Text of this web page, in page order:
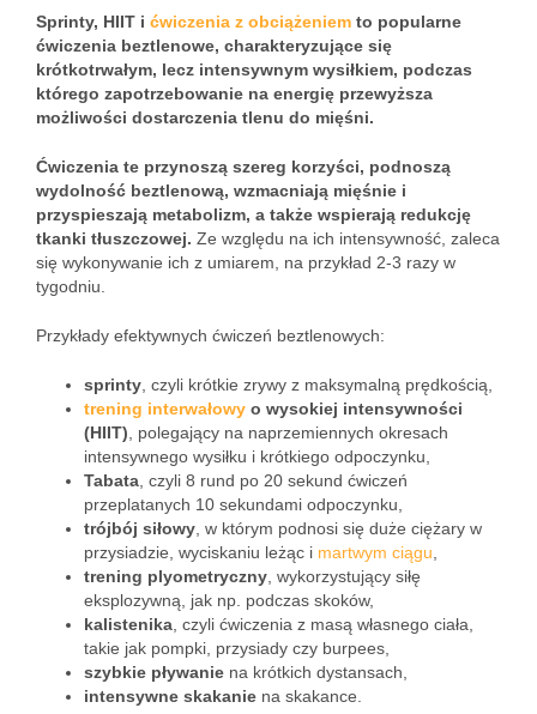
Sprinty, HIIT i ćwiczenia z obciążeniem to popularne
ćwiczenia beztlenowe, charakteryzujące się
krótkotrwałym, lecz intensywnym wysiłkiem, podczas
którego zapotrzebowanie na energię przewyższa
możliwości dostarczenia tlenu do mięśni.
Ćwiczenia te przynoszą szereg korzyści, podnoszą
wydolność beztlenową, wzmacniają mięśnie i
przyspieszają metabolizm, a także wspierają redukcję
tkanki tłuszczowej. Ze względu na ich intensywność, zaleca
się wykonywanie ich z umiarem, na przykład 2-3 razy w
tygodniu.
Przykłady efektywnych ćwiczeń beztlenowych:
sprinty , czyli krótkie zrywy z maksymalną prędkością,
trening interwałowy o wysokiej intensywności
(HIIT) , polegający na naprzemiennych okresach
intensywnego wysiłku i krótkiego odpoczynku,
Tabata , czyli 8 rund po 20 sekund ćwiczeń
przeplatanych 10 sekundami odpoczynku,
trójbój siłowy , w którym podnosi się duże ciężary w
przysiadzie, wyciskaniu leżąc i martwym ciągu
trening plyometryczny , wykorzystujący siłę
eksplozywną, jak np. podczas skoków,
kalistenika , czyli ćwiczenia z masą własnego ciała,
takie jak pompki, przysiady czy burpees,
szybkie pływanie na krótkich dystansach,
intensywne skakanie na skakance.